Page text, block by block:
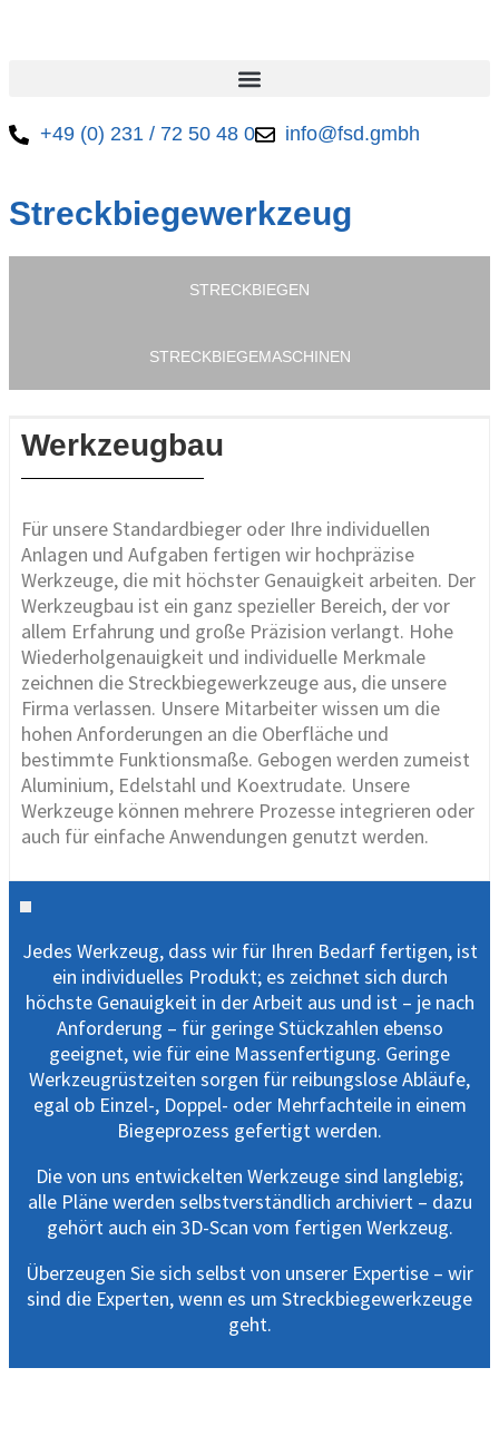
+49 (0) 231 / 72 50 48 0 info@fsd.gmbh
Streckbiegewerkzeug
STRECKBIEGEN
STRECKBIEGEMASCHINEN
Werkzeugbau
Für unsere Standardbieger oder Ihre individuellen
Anlagen und Aufgaben fertigen wir hochpräzise
Werkzeuge, die mit höchster Genauigkeit arbeiten. Der
Werkzeugbau ist ein ganz spezieller Bereich, der vor
allem Erfahrung und große Präzision verlangt. Hohe
Wiederholgenauigkeit und individuelle Merkmale
zeichnen die Streckbiegewerkzeuge aus, die unsere
Firma verlassen. Unsere Mitarbeiter wissen um die
hohen Anforderungen an die Oberfläche und
bestimmte Funktionsmaße. Gebogen werden zumeist
Aluminium, Edelstahl und Koextrudate. Unsere
Werkzeuge können mehrere Prozesse integrieren oder
auch für einfache Anwendungen genutzt werden.
Jedes Werkzeug, dass wir für Ihren Bedarf fertigen, ist
ein individuelles Produkt; es zeichnet sich durch
höchste Genauigkeit in der Arbeit aus und ist – je nach
Anforderung – für geringe Stückzahlen ebenso
geeignet, wie für eine Massenfertigung. Geringe
Werkzeugrüstzeiten sorgen für reibungslose Abläufe,
egal ob Einzel-, Doppel- oder Mehrfachteile in einem
Biegeprozess gefertigt werden.
Die von uns entwickelten Werkzeuge sind langlebig;
alle Pläne werden selbstverständlich archiviert – dazu
gehört auch ein 3D-Scan vom fertigen Werkzeug.
Überzeugen Sie sich selbst von unserer Expertise – wir
sind die Experten, wenn es um Streckbiegewerkzeuge
geht.